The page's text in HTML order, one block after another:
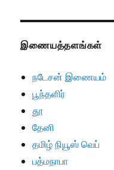
இணையத்தளங்கள்
நடேசன் இணையம்
பூந்தளிர்
தூ
தேனி
தமிழ் நியூஸ் வெப்
பத்மநாபா